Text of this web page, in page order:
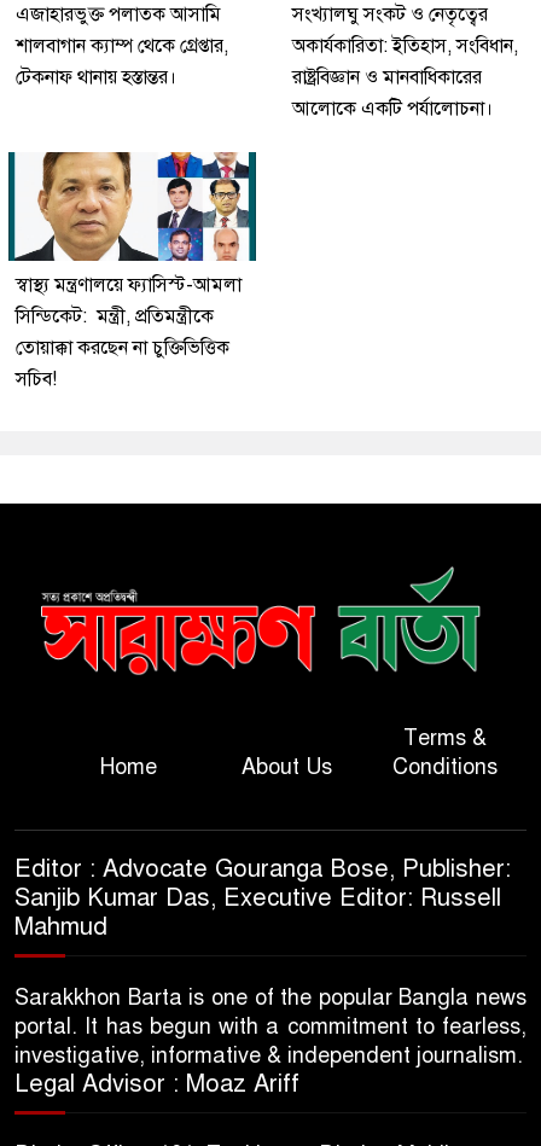
এজাহারভুক্ত পলাতক আসামি
শালবাগান ক্যাম্প থেকে গ্রেপ্তার,
টেকনাফ থানায় হস্তান্তর।
সংখ্যালঘু সংকট ও নেতৃত্বের
অকার্যকারিতা: ইতিহাস, সংবিধান,
রাষ্ট্রবিজ্ঞান ও মানবাধিকারের
আলোকে একটি পর্যালোচনা।
স্বাস্থ্য মন্ত্রণালয়ে ফ্যাসিস্ট-আমলা
সিন্ডিকেট: মন্ত্রী, প্রতিমন্ত্রীকে
তোয়াক্কা করছেন না চুক্তিভিত্তিক
সচিব!
Home About Us
Terms &
Conditions
Editor : Advocate Gouranga Bose, Publisher:
Sanjib Kumar Das, Executive Editor: Russell
Mahmud
Sarakkhon Barta is one of the popular Bangla news
portal. It has begun with a commitment to fearless,
investigative, informative & independent journalism.
Legal Advisor : Moaz Ariff